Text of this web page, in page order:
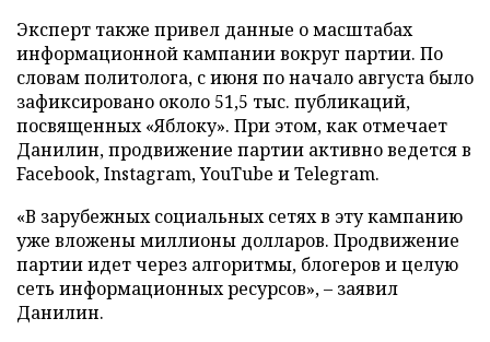
Эксперт также привел данные о масштабах
информационной кампании вокруг партии. По
словам политолога, с июня по начало августа было
зафиксировано около 51,5 тыс. публикаций,
посвященных «Яблоку». При этом, как отмечает
Данилин, продвижение партии активно ведется в
Facebook, Instagram, YouTube и Telegram.
«В зарубежных социальных сетях в эту кампанию
уже вложены миллионы долларов. Продвижение
партии идет через алгоритмы, блогеров и целую
сеть информационных ресурсов», – заявил
Данилин.